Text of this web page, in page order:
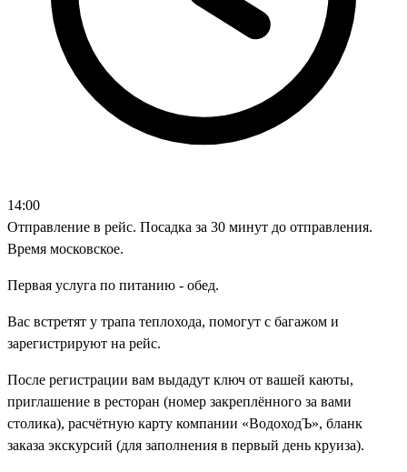
14:00
Отправление в рейс. Посадка за 30 минут до отправления.
Время московское.
Первая услуга по питанию - обед.
Вас встретят у трапа теплохода, помогут с багажом и
зарегистрируют на рейс.
После регистрации вам выдадут ключ от вашей каюты,
приглашение в ресторан (номер закреплённого за вами
столика), расчётную карту компании «ВодоходЪ», бланк
заказа экскурсий (для заполнения в первый день круиза).